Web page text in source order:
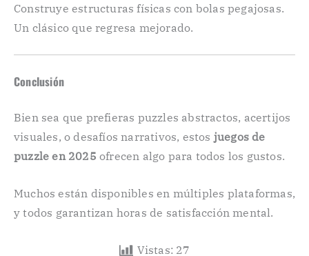
Construye estructuras físicas con bolas pegajosas.
Un clásico que regresa mejorado.
Conclusión
Bien sea que prefieras puzzles abstractos, acertijos
visuales, o desafíos narrativos, estos juegos de
puzzle en 2025 ofrecen algo para todos los gustos.
Muchos están disponibles en múltiples plataformas,
y todos garantizan horas de satisfacción mental.
Vistas: 27